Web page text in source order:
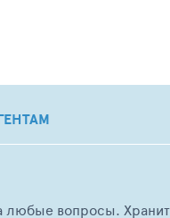
любые вопросы.